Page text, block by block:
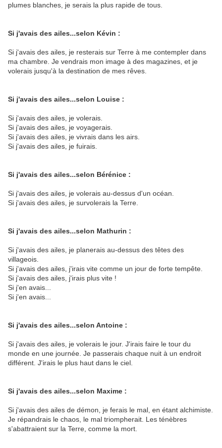
plumes blanches, je serais la plus rapide de tous.
Si j'avais des ailes...selon Kévin :
Si j'avais des ailes, je resterais sur Terre à me contempler dans
ma chambre. Je vendrais mon image à des magazines, et je
volerais jusqu'à la destination de mes rêves.
Si j'avais des ailes...selon Louise :
Si j'avais des ailes, je volerais.
Si j'avais des ailes, je voyagerais.
Si j'avais des ailes, je vivrais dans les airs.
Si j'avais des ailes, je fuirais.
Si j'avais des ailes...selon Bérénice :
Si j'avais des ailes, je volerais au-dessus d'un océan.
Si j'avais des ailes, je survolerais la Terre.
Si j'avais des ailes...selon Mathurin :
Si j'avais des ailes, je planerais au-dessus des têtes des
villageois.
Si j'avais des ailes, j'irais vite comme un jour de forte tempête.
Si j'avais des ailes, j'irais plus vite !
Si j'en avais...
Si j'en avais...
Si j'avais des ailes...selon Antoine :
Si j'avais des ailes, je volerais le jour. J'irais faire le tour du
monde en une journée. Je passerais chaque nuit à un endroit
différent. J'irais le plus haut dans le ciel.
Si j'avais des ailes...selon Maxime :
Si j'avais des ailes de démon, je ferais le mal, en étant alchimiste.
Je répandrais le chaos, le mal triompherait. Les ténèbres
s'abattraient sur la Terre, comme la mort.